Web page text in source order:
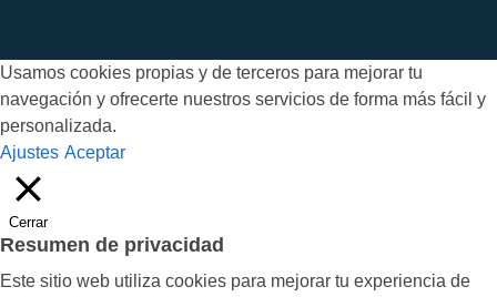
Usamos cookies propias y de terceros para mejorar tu
navegación y ofrecerte nuestros servicios de forma más fácil y
personalizada.
Ajustes Aceptar
Cerrar
Resumen de privacidad
Este sitio web utiliza cookies para mejorar tu experiencia de